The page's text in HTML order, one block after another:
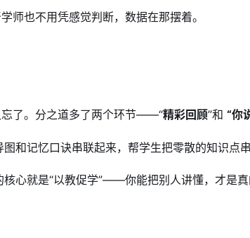
师也不用凭感觉判断，数据在那摆着。
忘了。分之道多了两个环节——“精彩回顾”和 “你
和记忆口诀串联起来，帮学生把零散的知识点串
心就是“以教促学”——你能把别人讲懂，才是